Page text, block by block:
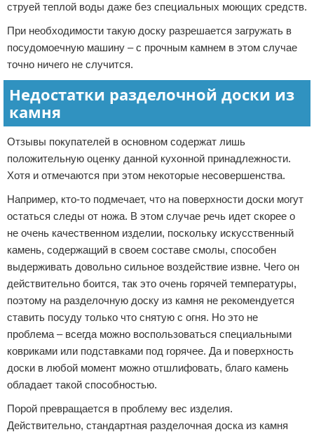
струей теплой воды даже без специальных моющих средств.
При необходимости такую доску разрешается загружать в
посудомоечную машину – с прочным камнем в этом случае
точно ничего не случится.
Недостатки разделочной доски из
камня
Отзывы покупателей в основном содержат лишь
положительную оценку данной кухонной принадлежности.
Хотя и отмечаются при этом некоторые несовершенства.
Например, кто-то подмечает, что на поверхности доски могут
остаться следы от ножа. В этом случае речь идет скорее о
не очень качественном изделии, поскольку искусственный
камень, содержащий в своем составе смолы, способен
выдерживать довольно сильное воздействие извне. Чего он
действительно боится, так это очень горячей температуры,
поэтому на разделочную доску из камня не рекомендуется
ставить посуду только что снятую с огня. Но это не
проблема – всегда можно воспользоваться специальными
ковриками или подставками под горячее. Да и поверхность
доски в любой момент можно отшлифовать, благо камень
обладает такой способностью.
Порой превращается в проблему вес изделия.
Действительно, стандартная разделочная доска из камня